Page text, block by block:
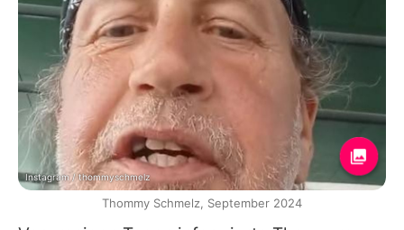
Instagram / thommyschmelz
Thommy Schmelz, September 2024